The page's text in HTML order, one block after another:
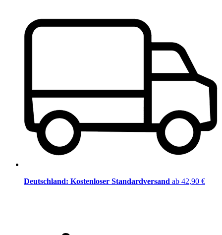
Deutschland: Kostenloser Standardversand ab 42,90 €